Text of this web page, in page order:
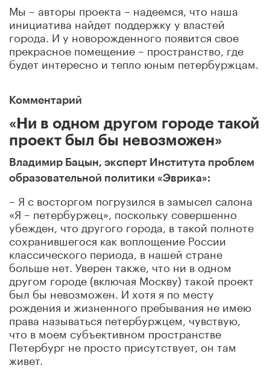
Мы – авторы проекта – надеемся, что наша
инициатива найдет поддержку у властей
города. И у новорожденного появится свое
прекрасное помещение – пространство, где
будет интересно и тепло юным петербуржцам.
Комментарий
«Ни в одном другом городе такой
проект был бы невозможен»
Владимир Бацын, эксперт Института проблем
образовательной политики «Эврика»:
– Я с восторгом погрузился в замысел салона
«Я – петербуржец», поскольку совершенно
убежден, что другого города, в такой полноте
сохранившегося как воплощение России
классического периода, в нашей стране
больше нет. Уверен также, что ни в одном
другом городе (включая Москву) такой проект
был бы невозможен. И хотя я по месту
рождения и жизненного пребывания не имею
права называться петербуржцем, чувствую,
что в моем субъективном пространстве
Петербург не просто присутствует, он там
живет.